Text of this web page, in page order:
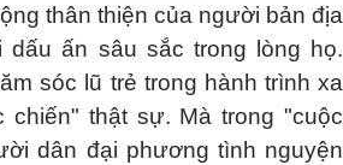
thân thiện của người bản địa
dấu ấn sâu sắc trong lòng họ.
sóc lũ trẻ trong hành trình xa
chiến" thật sự. Mà trong "cuộc
dân đại phương tình nguyện